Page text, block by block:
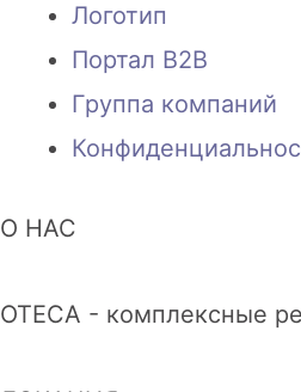
Логотип
Портал B2B
Группа компаний
О НАС
OTECA - комплексные